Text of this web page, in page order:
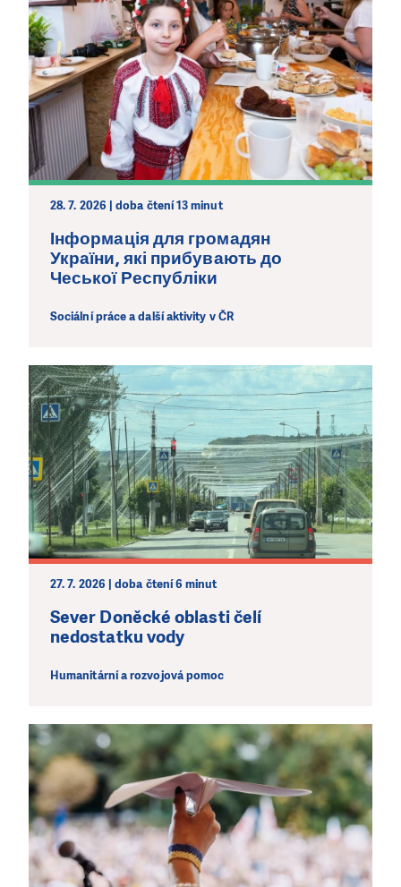
28. 7. 2026 | doba čtení 13 minut
Інформація для громадян
України, які прибувають до
Чеської Республіки
Sociální práce a další aktivity v ČR
27. 7. 2026 | doba čtení 6 minut
Sever Doněcké oblasti čelí
nedostatku vody
Humanitární a rozvojová pomoc